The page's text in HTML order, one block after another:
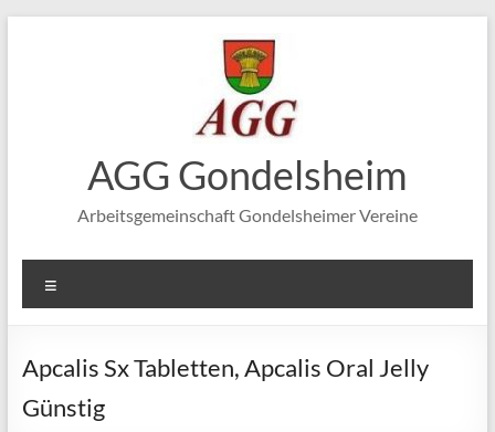
AGG Gondelsheim
Arbeitsgemeinschaft Gondelsheimer Vereine
Apcalis Sx Tabletten, Apcalis Oral Jelly
Günstig